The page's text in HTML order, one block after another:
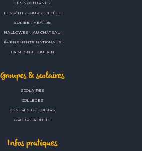
LES NOCTURNES
LES P’TITS LOUPS EN FÊTE
SOIRÉE THÉÂTRE
HALLOWEEN AU CHÂTEAU
ÉVÉNEMENTS NATIONAUX
LA MESNIE JOULAIN
Groupes & scolaires
SCOLAIRES
COLLÈGES
CENTRES DE LOISIRS
GROUPE ADULTE
Infos pratiques